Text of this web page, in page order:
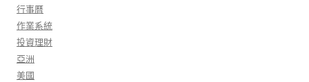
行事曆
作業系統
投資理財
亞洲
美國